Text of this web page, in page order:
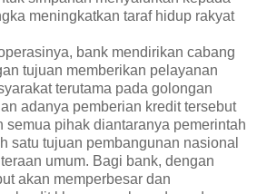
meningkatkan taraf hidup rakyat
bank mendirikan cabang
tujuan memberikan pelayanan
terutama pada golongan
adanya pemberian kredit tersebut
semua pihak diantaranya pemerintah
satu tujuan pembangunan nasional
umum. Bagi bank, dengan
akan memperbesar dan